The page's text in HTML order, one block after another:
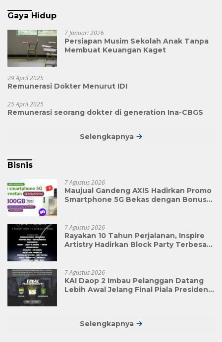
Gaya Hidup
7 Januari 2026
Persiapan Musim Sekolah Anak Tanpa
Membuat Keuangan Kaget
29 April 2025
Remunerasi Dokter Menurut IDI
25 April 2025
Remunerasi seorang dokter di generation Ina-CBGS
Selengkapnya
Bisnis
7 Agustus 2026
Maujual Gandeng AXIS Hadirkan Promo
Smartphone 5G Bekas dengan Bonus
7 Agustus 2026
Rayakan 10 Tahun Perjalanan, Inspire
Artistry Hadirkan Block Party Terbesar
7 Agustus 2026
KAI Daop 2 Imbau Pelanggan Datang
Lebih Awal Jelang Final Piala Presiden
Selengkapnya